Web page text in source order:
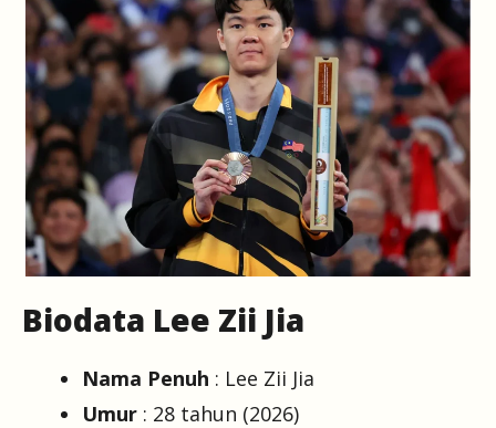
Biodata Lee Zii Jia
Nama Penuh : Lee Zii Jia
Umur : 28 tahun (2026)